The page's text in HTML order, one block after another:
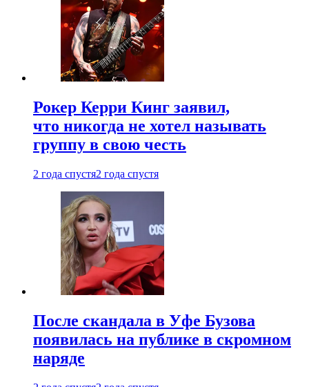
Рокер Керри Кинг заявил,
что никогда не хотел называть
группу в свою честь
2 года спустя2 года спустя
После скандала в Уфе Бузова
появилась на публике в скромном
наряде